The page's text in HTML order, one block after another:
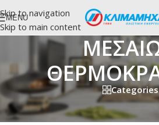
Skip to navigation
Skip to main content
MENU
Categories
Αρχική σελίδα/ΑΝΤΛΙΕΣ
ΜΕΣΑΙΩΝ ΘΕΡΜΟΚΡΑΣΙΩΝ